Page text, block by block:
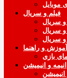
موبایل
فیلم و سریال
و سریال
سریال
و سریال
آموزش و راهنما
بازی
انیمه و انیمیشن
انیمیشن